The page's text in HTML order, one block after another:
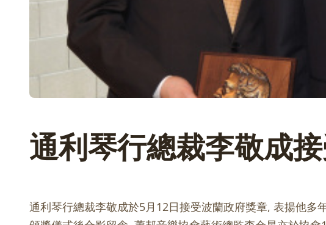
通利琴行總裁李敬成
通利琴行總裁李敬成於5月12日接受波蘭政府獎章, 表揚他